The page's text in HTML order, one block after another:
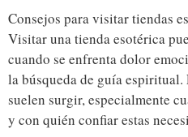
Consejos para visitar tiendas
Visitar una tienda esotérica
cuando se enfrenta dolor
la búsqueda de guía
suelen surgir, especialmente
y con quién confiar estas